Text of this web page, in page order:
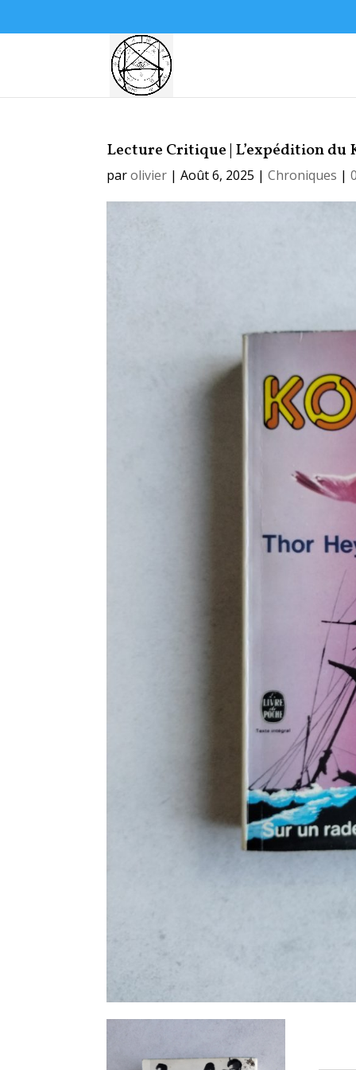
Lecture Critique | L’expédition du
parolivier |Août 6, 2025 |Chroniques |